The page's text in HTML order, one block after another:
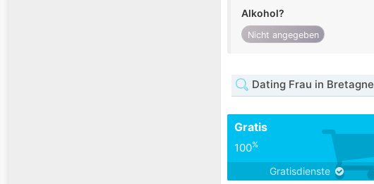
Alkohol?
Nicht angegeben
Dating Frau in Bretagne
Gratis
100%
Gratisdienste